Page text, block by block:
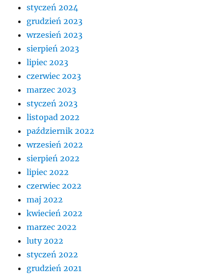
styczeń 2024
grudzień 2023
wrzesień 2023
sierpień 2023
lipiec 2023
czerwiec 2023
marzec 2023
styczeń 2023
listopad 2022
październik 2022
wrzesień 2022
sierpień 2022
lipiec 2022
czerwiec 2022
maj 2022
kwiecień 2022
marzec 2022
luty 2022
styczeń 2022
grudzień 2021